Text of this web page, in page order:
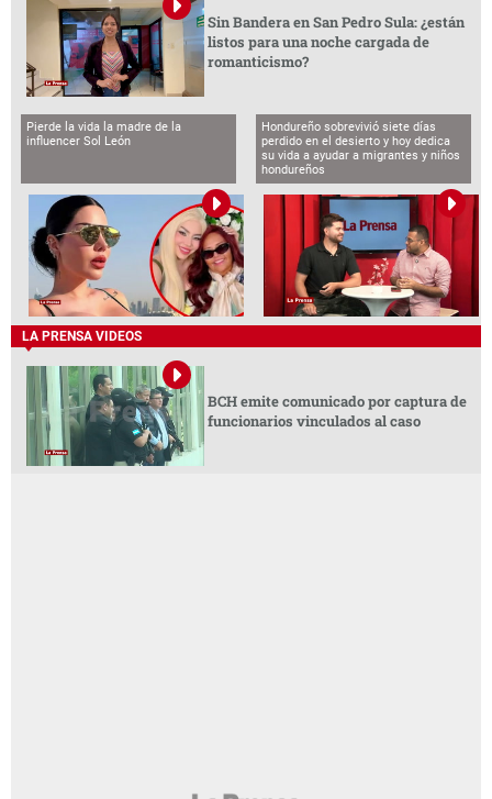
Sin Bandera en San Pedro Sula: ¿están
listos para una noche cargada de
romanticismo?
Pierde la vida la madre de la
influencer Sol León
Hondureño sobrevivió siete días
perdido en el desierto y hoy dedica
su vida a ayudar a migrantes y niños
hondureños
LA PRENSA VIDEOS
BCH emite comunicado por captura de
funcionarios vinculados al caso